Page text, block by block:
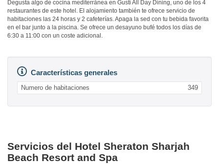
Degusta algo de cocina mediterránea en Gusti All Day Dining, uno de los 4
restaurantes de este hotel. El alojamiento también te ofrece servicio de
habitaciones las 24 horas y 2 cafeterías. Apaga la sed con tu bebida favorita
en el bar junto a la piscina. Se ofrece un desayuno bufé todos los días de
6:30 a 11:00 con un coste adicional.
Características generales
Numero de habitaciones 349
Servicios del Hotel Sheraton Sharjah
Beach Resort and Spa